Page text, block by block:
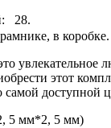
28.
в коробке.
увлекательное
этот
самой доступной
5 мм*2, 5 мм)